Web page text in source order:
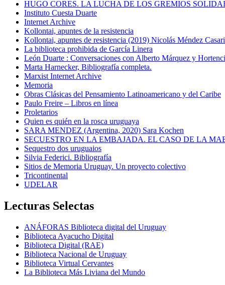
HUGO CORES. LA LUCHA DE LOS GREMIOS
Instituto Cuesta Duarte
Internet Archive
Kollontai, apuntes de la resistencia
Kollontai, apuntes de resistencia (2019) Nicolás Méndez
La biblioteca prohibida de García Linera
León Duarte : Conversaciones con Alberto Márquez y
Marta Harnecker, Bibliografía completa.
Marxist Internet Archive
Memoria
Obras Clásicas del Pensamiento Latinoamericano y del Caribe
Paulo Freire – Libros en línea
Proletarios
Quien es quién en la rosca uruguaya
SARA MENDEZ (Argentina, 2020) Sara Kochen
SECUESTRO EN LA EMBAJADA. EL CASO DE LA
Sequestro dos uruguaios
Silvia Federici. Bibliografía
Sitios de Memoria Uruguay. Un proyecto colectivo
Tricontinental
UDELAR
Lecturas Selectas
ANÁFORAS Biblioteca digital del Uruguay
Biblioteca Ayacucho Digital
Biblioteca Digital (RAE)
Biblioteca Nacional de Uruguay
Biblioteca Virtual Cervantes
La Biblioteca Más Liviana del Mundo